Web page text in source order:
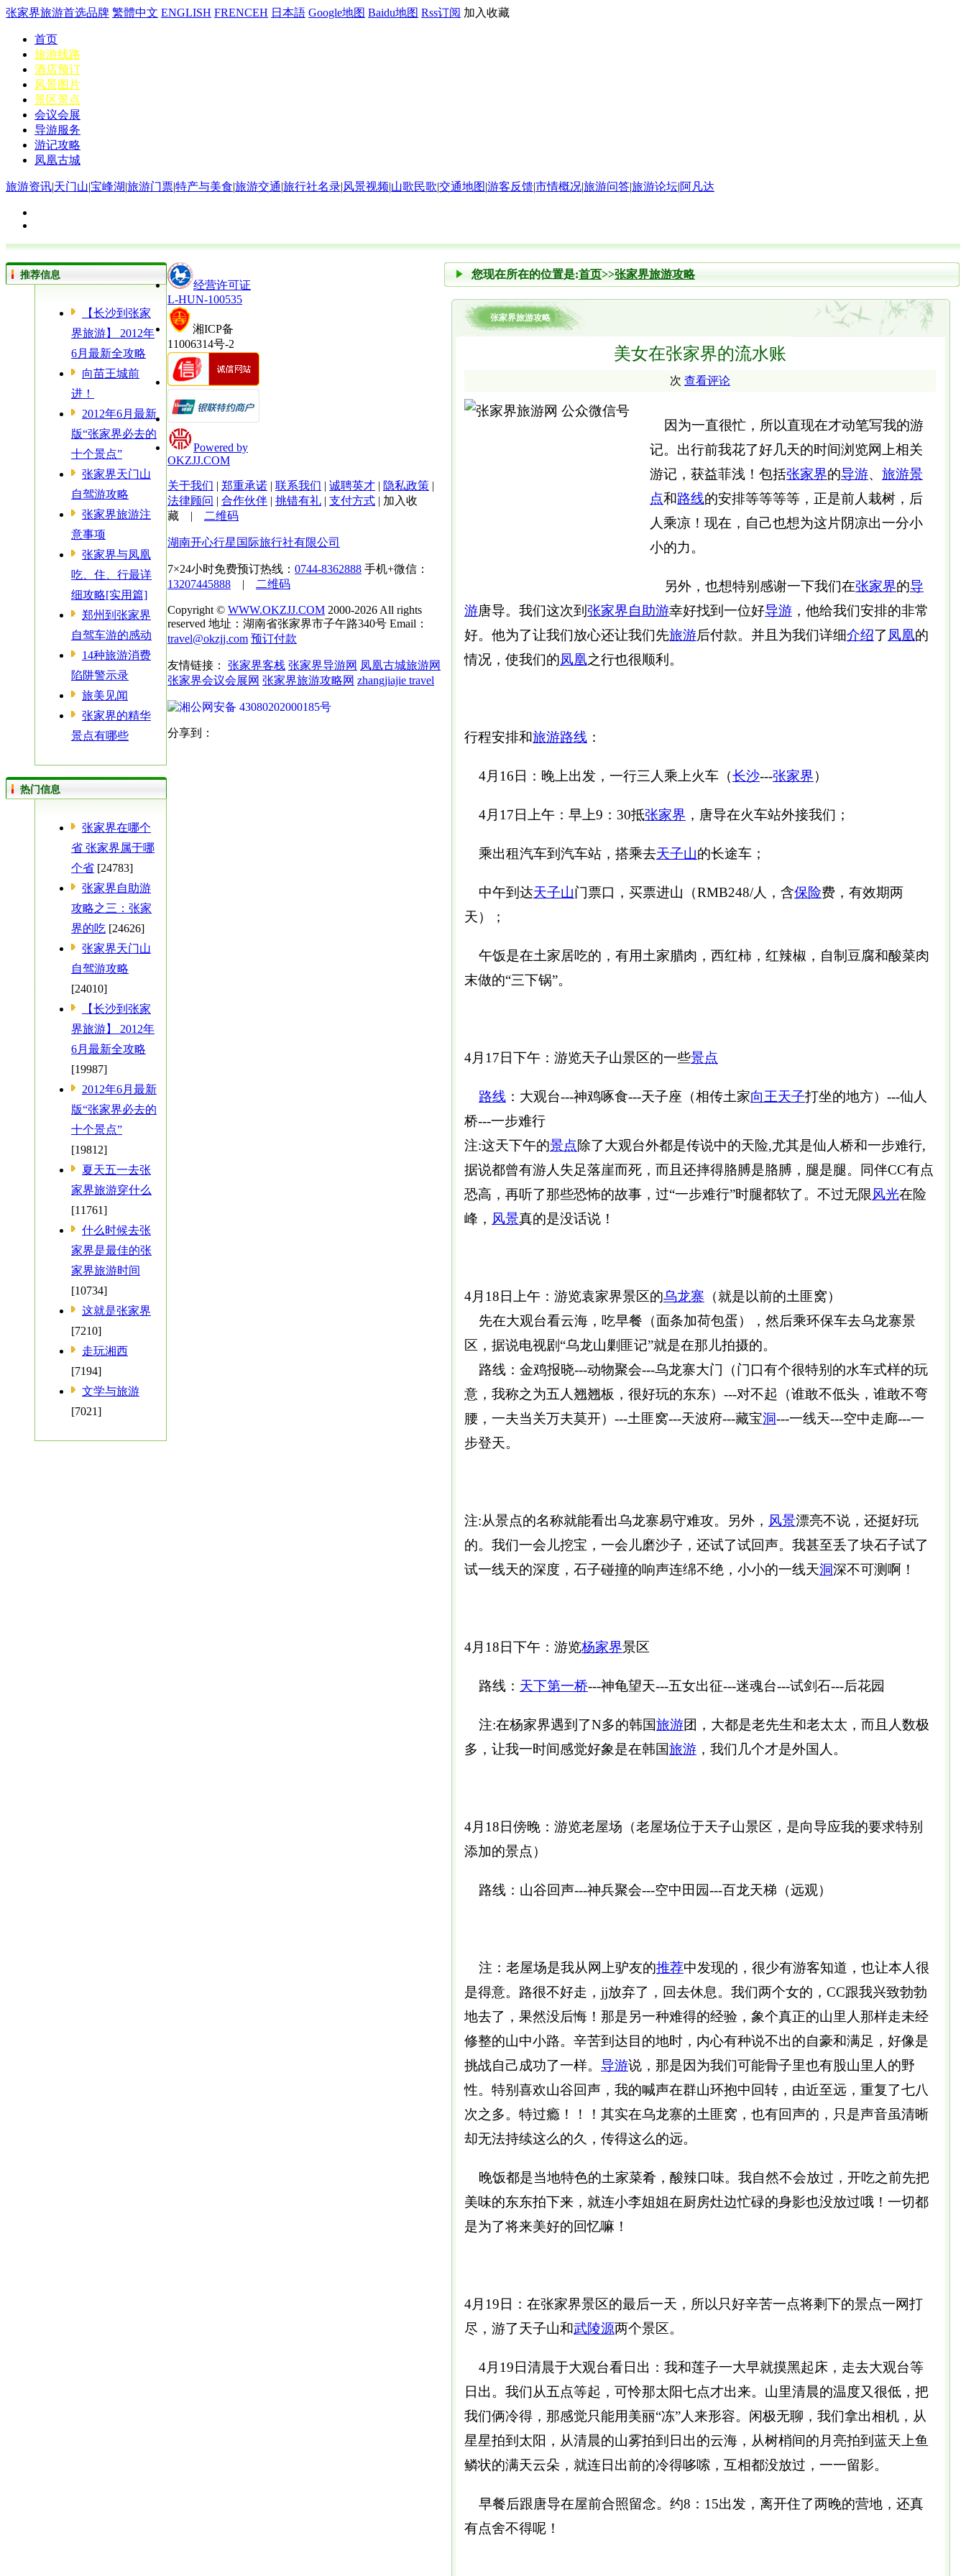
张家界旅游首选品牌 繁體中文 ENGLISH FRENCEH 日本語 Google地图 Baidu地图 Rss订阅 加入收藏
首页
旅游线路
酒店预订
风景图片
景区景点
会议会展
导游服务
游记攻略
凤凰古城
旅游资讯|天门山|宝峰湖|旅游门票|特产与美食|旅游交通|旅行社名录|风景视频|山歌民歌|交通地图|游客反馈|市情概况|旅游问答|旅游论坛|阿凡达
您现在所在的位置是:首页>>张家界旅游攻略
张家界旅游攻略
美女在张家界的流水账
次 查看评论
因为一直很忙，所以直现在才动笔写我的游
记。出行前我花了好几天的时间浏览网上相关
游记，获益菲浅！包括张家界的导游、 旅游景
点和路线的安排等等等等，正是前人栽树，后
人乘凉！现在，自己也想为这片阴凉出一分小
小的力。
另外，也想特别感谢一下我们在张家界的导
游唐导。我们这次到 张家界自助游幸好找到一位好导游 ，他给我们安排的非常
好。他为了让我们放心还让我们先旅游后付款。并且为我们详细介绍了 凤凰的
情况，使我们的凤凰之行也很顺利。
行程安排和旅游路线 ：
4月16日：晚上出发，一行三人乘上火车（长沙---张家界）
4月17日上午：早上9：30抵张家界 ，唐导在火车站外接我们；
乘出租汽车到汽车站，搭乘去天子山的长途车；
中午到达天子山门票口，买票进山（RMB248/人，含保险费，有效期两
天）；
午饭是在土家居吃的，有用土家腊肉，西红柿，红辣椒，自制豆腐和酸菜肉
末做的“三下锅”。
4月17日下午：游览天子山景区的一些景点
路线 ：大观台---神鸡啄食---天子座（相传土家向王天子打坐的地方）---仙人
桥---一步难行
注:这天下午的景点除了大观台外都是传说中的天险,尤其是仙人桥和一步难行,
据说都曾有游人失足落崖而死，而且还摔得胳膊是胳膊，腿是腿。同伴CC有点
恐高，再听了那些恐怖的故事，过“一步难行”时腿都软了。不过无限风光在险
峰， 风景真的是没话说！
4月18日上午：游览袁家界景区的乌龙寨 （就是以前的土匪窝）
先在大观台看云海，吃早餐（面条加荷包蛋），然后乘环保车去乌龙寨景
区，据说电视剧“乌龙山剿匪记”就是在那儿拍摄的。
路线：金鸡报晓---动物聚会---乌龙寨大门（门口有个很特别的水车式样的玩
意，我称之为五人翘翘板，很好玩的东东）---对不起（谁敢不低头，谁敢不弯
腰，一夫当关万夫莫开）---土匪窝---天波府---藏宝洞---一线天---空中走廊---一
步登天。
注:从景点的名称就能看出乌龙寨易守难攻。另外， 风景漂亮不说，还挺好玩
的。我们一会儿挖宝，一会儿磨沙子，还试了试回声。我甚至丢了块石子试了
试一线天的深度，石子碰撞的响声连绵不绝，小小的一线天洞深不可测啊！
4月18日下午：游览杨家界景区
路线： 天下第一桥---神龟望天---五女出征---迷魂台---试剑石---后花园
注:在杨家界遇到了N多的韩国旅游团，大都是老先生和老太太，而且人数极
多，让我一时间感觉好象是在韩国旅游 ，我们几个才是外国人。
4月18日傍晚：游览老屋场（老屋场位于天子山景区，是向导应我的要求特别
添加的景点）
路线：山谷回声---神兵聚会---空中田园---百龙天梯（远观）
注：老屋场是我从网上驴友的推荐中发现的，很少有游客知道，也让本人很
是得意。路很不好走，jj放弃了，回去休息。我们两个女的，CC跟我兴致勃勃
地去了，果然没后悔！那是另一种难得的经验，象个真正的山里人那样走未经
修整的山中小路。辛苦到达目的地时，内心有种说不出的自豪和满足，好像是
挑战自己成功了一样。 导游说，那是因为我们可能骨子里也有股山里人的野
性。特别喜欢山谷回声，我的喊声在群山环抱中回转，由近至远，重复了七八
次之多。特过瘾！！！其实在乌龙寨的土匪窝，也有回声的，只是声音虽清晰
却无法持续这么的久，传得这么的远。
晚饭都是当地特色的土家菜肴，酸辣口味。我自然不会放过，开吃之前先把
美味的东东拍下来，就连小李姐姐在厨房灶边忙碌的身影也没放过哦！一切都
是为了将来美好的回忆嘛！
4月19日：在张家界景区的最后一天，所以只好辛苦一点将剩下的景点一网打
尽，游了天子山和武陵源两个景区。
4月19日清晨于大观台看日出：我和莲子一大早就摸黑起床，走去大观台等
日出。我们从五点等起，可怜那太阳七点才出来。山里清晨的温度又很低，把
我们俩冷得，那感觉只能用美丽“冻”人来形容。闲极无聊，我们拿出相机，从
星星拍到太阳，从清晨的山雾拍到日出的云海，从树梢间的月亮拍到蓝天上鱼
鳞状的满天云朵，就连日出前的冷得哆嗦，互相都没放过，一一留影。
早餐后跟唐导在屋前合照留念。约8：15出发，离开住了两晚的营地，还真
有点舍不得呢！
推荐信息
【长沙到张家
界旅游】 2012年
6月最新全攻略
向苗王城前
进！
2012年6月最新
版“张家界必去的
十个景点”
张家界天门山
自驾游攻略
张家界旅游注
意事项
张家界与凤凰
吃、住、行最详
细攻略[实用篇]
郑州到张家界
自驾车游的感动
14种旅游消费
陷阱警示录
旅美见闻
张家界的精华
景点有哪些
热门信息
张家界在哪个
省 张家界属于哪
个省 [24783]
张家界自助游
攻略之三：张家
界的吃 [24626]
张家界天门山
自驾游攻略
[24010]
【长沙到张家
界旅游】 2012年
6月最新全攻略
[19987]
2012年6月最新
版“张家界必去的
十个景点”
[19812]
夏天五一去张
家界旅游穿什么
[11761]
什么时候去张
家界是最佳的张
家界旅游时间
[10734]
这就是张家界
[7210]
走玩湘西
[7194]
文学与旅游
[7021]
经营许可证
L-HUN-100535
湘ICP备
11006314号-2
Powered by
OKZJJ.COM
关于我们 | 郑重承诺 | 联系我们 | 诚聘英才 | 隐私政策 |
法律顾问 | 合作伙伴 | 挑错有礼 | 支付方式 | 加入收
藏 | 二维码
湖南开心行星国际旅行社有限公司
7×24小时免费预订热线： 0744-8362888 手机+微信：
13207445888 | 二维码
Copyright © WWW.OKZJJ.COM 2000-2026 All rights
reserved 地址：湖南省张家界市子午路340号 Email：
travel@okzjj.com 预订付款
友情链接： 张家界客栈 张家界导游网 凤凰古城旅游网
张家界会议会展网 张家界旅游攻略网 zhangjiajie travel
湘公网安备 43080202000185号
分享到：